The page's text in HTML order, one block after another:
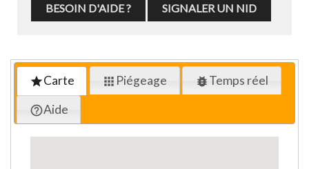
BESOIN D'AIDE ? SIGNALER UN NID
starCarte apps Piégeage bug_report Temps réel
help_outlineAide